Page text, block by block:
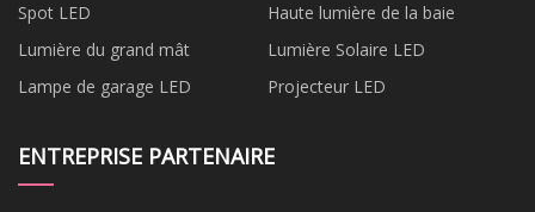
Spot LED
Haute lumière de la baie
Lumière du grand mât
Lumière Solaire LED
Lampe de garage LED
Projecteur LED
ENTREPRISE PARTENAIRE